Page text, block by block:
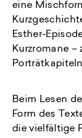
eine
Esther-
Kurzromane –
Beim Lesen
Form des
die vielfältige